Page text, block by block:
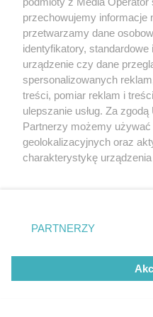
Tarnowskie Góry
Ruda Śląska
Świętochłowice
Tychy
Bytom
Katowice
Gliwice
Zabrze
Zagłębie
przechowujemy informacje
przetwarzamy dane
identyfikatory,
urządzenie czy dane
spersonalizowanych
treści, pomiar reklam i
ulepszanie usług. Za
Partnerzy możemy używać
geolokalizacyjnych oraz
charakterystykę
zmienić/wycofać klikając
znajdujący się w lewym
rodzaje przetwarzania
użytkownika, ale masz
przetwarzaniu. Preferencje
PARTNERZY